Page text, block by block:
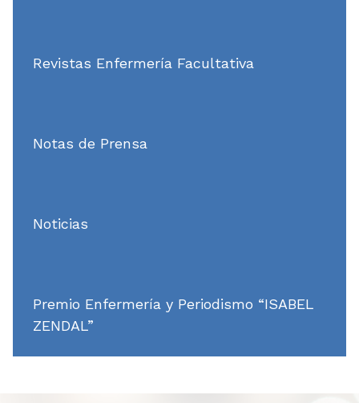
Revistas Enfermería Facultativa
Notas de Prensa
Noticias
Premio Enfermería y Periodismo “ISABEL
ZENDAL”